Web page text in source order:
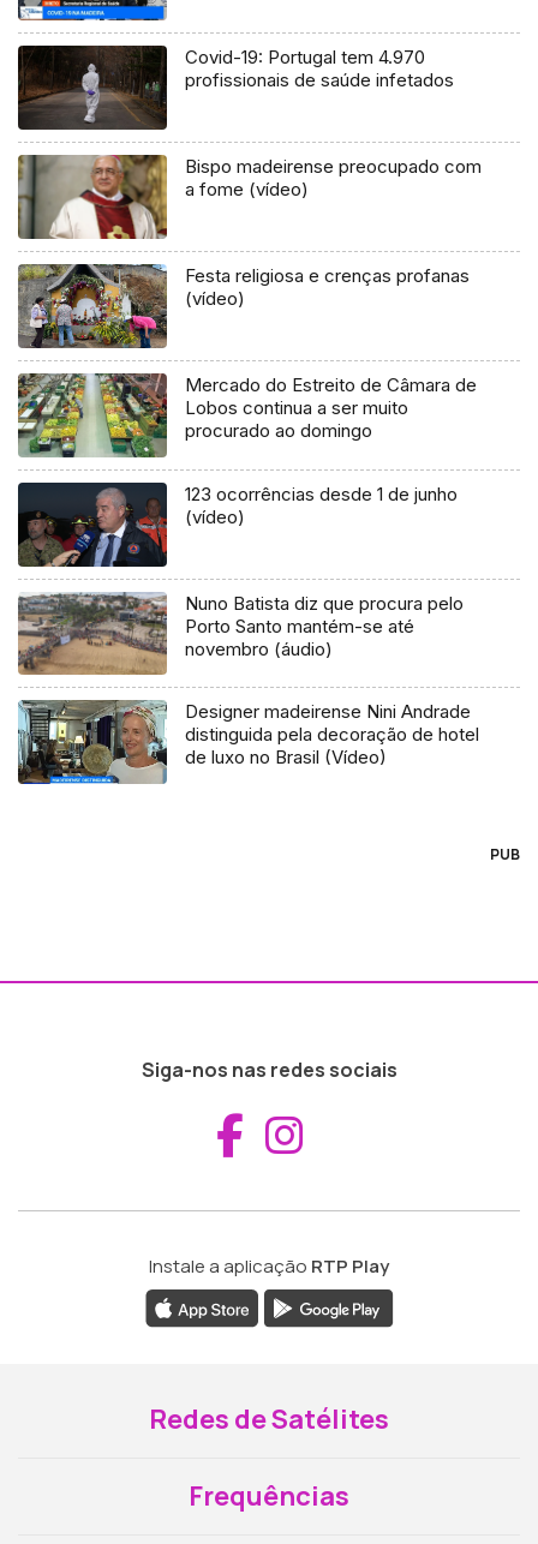
Covid-19: Portugal tem 4.970
profissionais de saúde infetados
Bispo madeirense preocupado com
a fome (vídeo)
Festa religiosa e crenças profanas
(vídeo)
Mercado do Estreito de Câmara de
Lobos continua a ser muito
procurado ao domingo
123 ocorrências desde 1 de junho
(vídeo)
Nuno Batista diz que procura pelo
Porto Santo mantém-se até
novembro (áudio)
Designer madeirense Nini Andrade
distinguida pela decoração de hotel
de luxo no Brasil (Vídeo)
PUB
Siga-nos nas redes sociais
Aceder ao
Instale a aplicação RTP Play
Redes de Satélites
Frequências